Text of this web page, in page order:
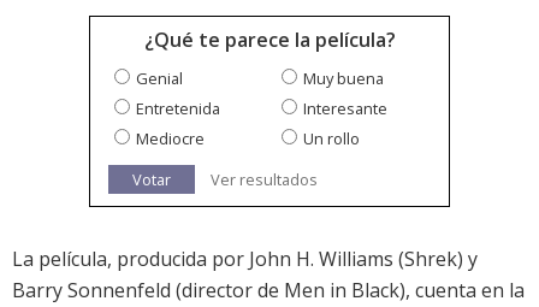
¿Qué te parece la película?
Genial
Muy buena
Entretenida
Interesante
Mediocre
Un rollo
Votar
Ver resultados
La película, producida por John H. Williams (Shrek) y
Barry Sonnenfeld (director de Men in Black), cuenta en la